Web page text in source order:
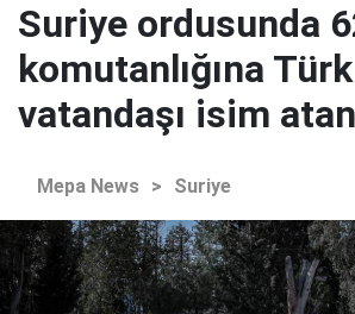
Suriye ordusunda
komutanlığına Türk
vatandaşı isim
Mepa News > Suriye